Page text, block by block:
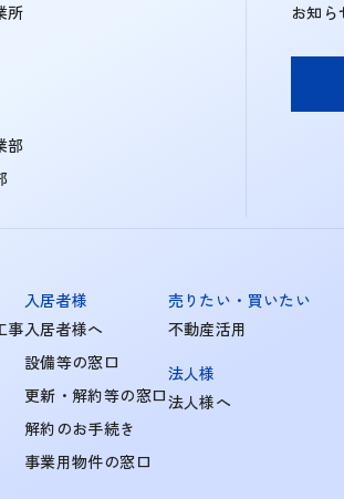
所
部
お知ら
事
入居者様
入居者様へ
設備等の窓口
更新・解約等の窓口
解約のお手続き
事業用物件の窓口
売りたい・買いたい
不動産活用
法人様
法人様へ